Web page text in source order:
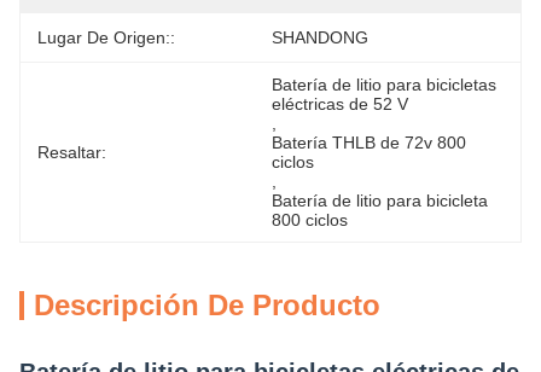
Lugar De Origen:: SHANDONG
Resaltar:
Batería de litio para bicicletas
eléctricas de 52 V
Batería THLB de 72v 800
ciclos
Batería de litio para bicicleta
800 ciclos
Descripción De Producto